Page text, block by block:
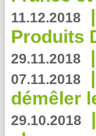
11.12.2018 |
Produits
29.11.2018 |
07.11.2018 |
démêler
29.10.2018 |